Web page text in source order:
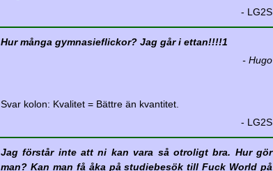
- LG2S
Hur många gymnasieflickor? Jag går i ettan!!!!1
- Hugo
Svar kolon: Kvalitet = Bättre än kvantitet.
- LG2S
Jag förstår inte att ni kan vara så otroligt bra. Hur gör
man? Kan man få åka på studiebesök till Fuck World på